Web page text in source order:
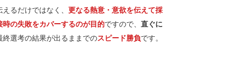
るだけではなく、 更なる熱意・意欲を伝えて採
の失敗をカバーするのが目的ですので、 直ぐに
終選考の結果が出るままでのスピード勝負です。